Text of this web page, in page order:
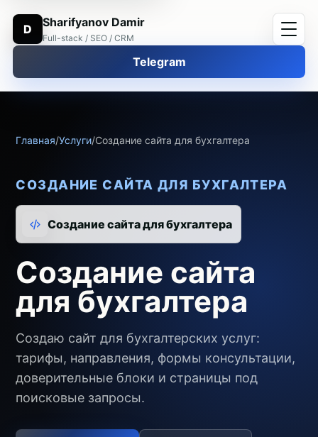
D Sharifyanov Damir
Full-stack / SEO / CRM
Telegram
Главная/Услуги/Создание сайта для бухгалтера
СОЗДАНИЕ САЙТА ДЛЯ БУХГАЛТЕРА
Создание сайта для бухгалтера
Создание сайта
для бухгалтера
Создаю сайт для бухгалтерских услуг:
тарифы, направления, формы консультации,
доверительные блоки и страницы под
поисковые запросы.